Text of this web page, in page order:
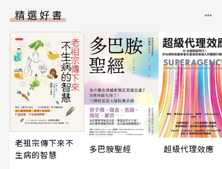
精選好書
老祖宗傳下來不
生病的智慧
多巴胺聖經 超級代理效應